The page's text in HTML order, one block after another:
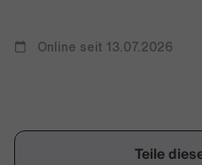
Online seit 13.07.2026
Teile